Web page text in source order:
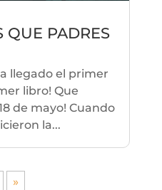
QUE PADRES
llegado el primer
libro! Que
de mayo! Cuando
la...
»